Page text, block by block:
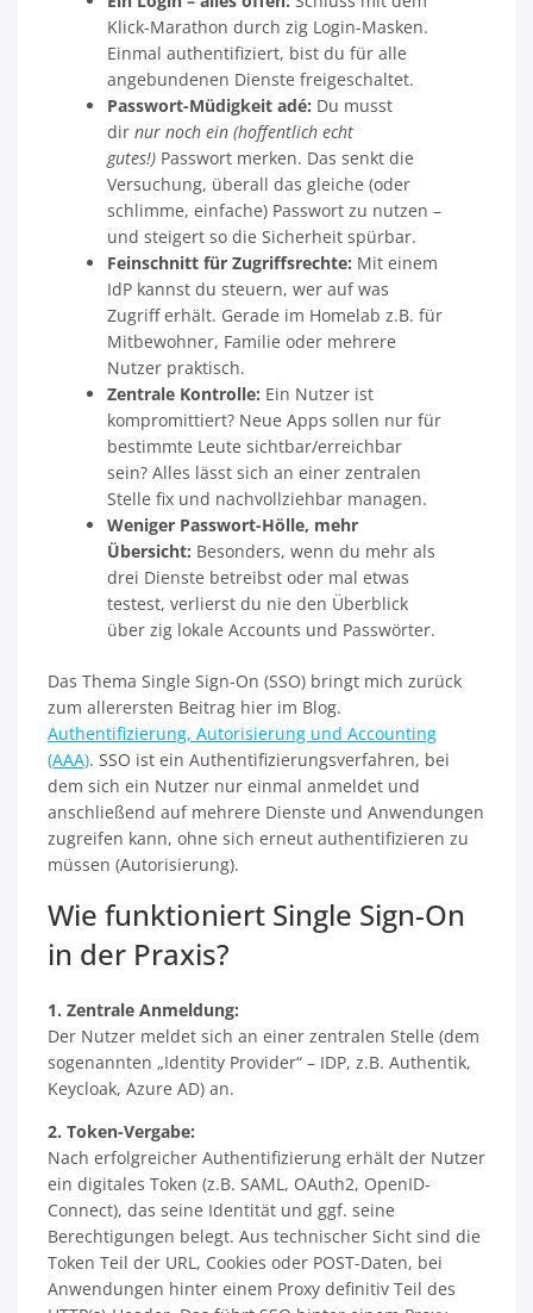
Klick-Marathon durch zig Login-Masken.
Einmal authentifiziert, bist du für alle
angebundenen Dienste freigeschaltet.
Passwort-Müdigkeit adé: Du musst
dir nur noch ein (hoffentlich echt
gutes!)Passwort merken. Das senkt die
Versuchung, überall das gleiche (oder
schlimme, einfache) Passwort zu nutzen –
und steigert so die Sicherheit spürbar.
Feinschnitt für Zugriffsrechte: Mit einem
IdP kannst du steuern, wer auf was
Zugriff erhält. Gerade im Homelab z.B. für
Mitbewohner, Familie oder mehrere
Nutzer praktisch.
Zentrale Kontrolle: Ein Nutzer ist
kompromittiert? Neue Apps sollen nur für
bestimmte Leute sichtbar/erreichbar
sein? Alles lässt sich an einer zentralen
Stelle fix und nachvollziehbar managen.
Weniger Passwort-Hölle, mehr
Übersicht: Besonders, wenn du mehr als
drei Dienste betreibst oder mal etwas
testest, verlierst du nie den Überblick
über zig lokale Accounts und Passwörter.
Das Thema Single Sign-On (SSO) bringt mich zurück
zum allerersten Beitrag hier im Blog.
Authentifizierung, Autorisierung und Accounting
(AAA). SSO ist ein Authentifizierungsverfahren, bei
dem sich ein Nutzer nur einmal anmeldet und
anschließend auf mehrere Dienste und Anwendungen
zugreifen kann, ohne sich erneut authentifizieren zu
müssen (Autorisierung).
Wie funktioniert Single Sign-On
in der Praxis?
1. Zentrale Anmeldung:
Der Nutzer meldet sich an einer zentralen Stelle (dem
sogenannten „Identity Provider“ – IDP, z.B. Authentik,
Keycloak, Azure AD) an.
2. Token-Vergabe:
Nach erfolgreicher Authentifizierung erhält der Nutzer
ein digitales Token (z.B. SAML, OAuth2, OpenID-
Connect), das seine Identität und ggf. seine
Berechtigungen belegt. Aus technischer Sicht sind die
Token Teil der URL, Cookies oder POST-Daten, bei
Anwendungen hinter einem Proxy definitiv Teil des